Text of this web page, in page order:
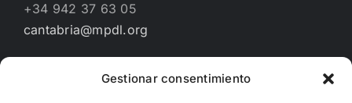
Gestionar consentimiento
+34 942 37 63 05
cantabria@mpdl.org
Financiado por